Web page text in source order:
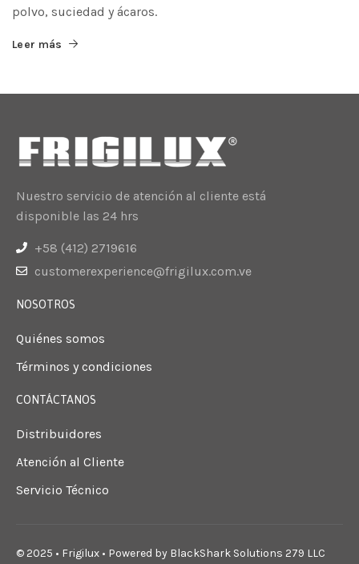
polvo, suciedad y ácaros.
Leer más
Nuestro servicio de atención al cliente está
disponible las 24 hrs
+58 (412) 2719616
customerexperience@frigilux.com.ve
NOSOTROS
Quiénes somos
Términos y condiciones
CONTÁCTANOS
Distribuidores
Atención al Cliente
Servicio Técnico
© 2025 • Frigilux • Powered by BlackShark Solutions 279 LLC